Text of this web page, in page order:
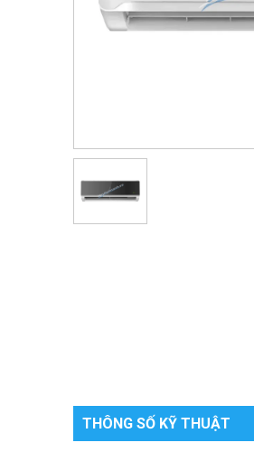
THÔNG SỐ KỸ THUẬT